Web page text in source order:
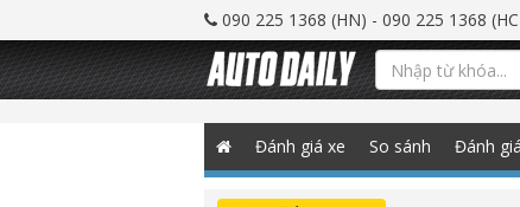
090 225 1368 (HN) - 090 225 1368
Đánh giá xe So sánh Đánh